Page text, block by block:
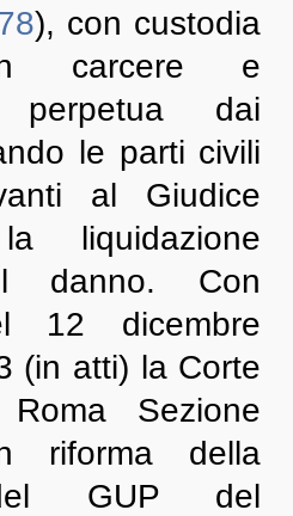
), con custodia
carcere e
perpetua dai
le parti civili
al Giudice
liquidazione
danno. Con
12 dicembre
(in atti) la Corte
Sezione
riforma della
GUP del